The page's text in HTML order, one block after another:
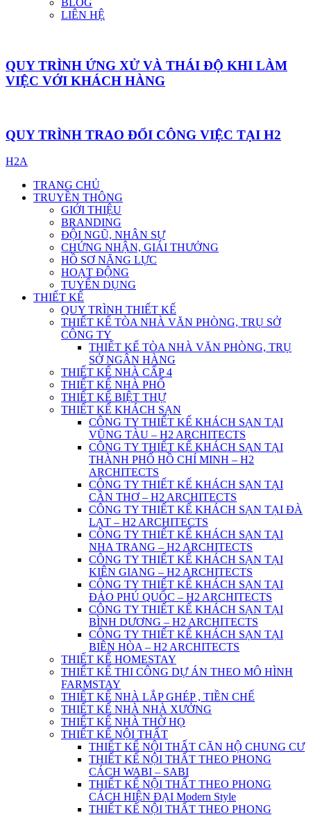
BLOG
LIÊN HỆ
QUY TRÌNH ỨNG XỬ VÀ THÁI ĐỘ KHI LÀM
VIỆC VỚI KHÁCH HÀNG
QUY TRÌNH TRAO ĐỔI CÔNG VIỆC TẠI H2
H2A
TRANG CHỦ
TRUYỀN THÔNG
GIỚI THIỆU
BRANDING
ĐỘI NGŨ, NHÂN SỰ
CHỨNG NHẬN, GIẢI THƯỞNG
HỒ SƠ NĂNG LỰC
HOẠT ĐỘNG
TUYỂN DỤNG
THIẾT KẾ
QUY TRÌNH THIẾT KẾ
THIẾT KẾ TÒA NHÀ VĂN PHÒNG, TRỤ SỞ
CÔNG TY
THIẾT KẾ TÒA NHÀ VĂN PHÒNG, TRỤ
SỞ NGÂN HÀNG
THIẾT KẾ NHÀ CẤP 4
THIẾT KẾ NHÀ PHỐ
THIẾT KẾ BIỆT THỰ
THIẾT KẾ KHÁCH SẠN
CÔNG TY THIẾT KẾ KHÁCH SẠN TẠI
VŨNG TÀU – H2 ARCHITECTS
CÔNG TY THIẾT KẾ KHÁCH SẠN TẠI
THÀNH PHỐ HỒ CHÍ MINH – H2
ARCHITECTS
CÔNG TY THIẾT KẾ KHÁCH SẠN TẠI
CẦN THƠ – H2 ARCHITECTS
CÔNG TY THIẾT KẾ KHÁCH SẠN TẠI ĐÀ
LẠT – H2 ARCHITECTS
CÔNG TY THIẾT KẾ KHÁCH SẠN TẠI
NHA TRANG – H2 ARCHITECTS
CÔNG TY THIẾT KẾ KHÁCH SẠN TẠI
KIÊN GIANG – H2 ARCHITECTS
CÔNG TY THIẾT KẾ KHÁCH SẠN TẠI
ĐẢO PHÚ QUỐC – H2 ARCHITECTS
CÔNG TY THIẾT KẾ KHÁCH SẠN TẠI
BÌNH DƯƠNG – H2 ARCHITECTS
CÔNG TY THIẾT KẾ KHÁCH SẠN TẠI
BIÊN HÒA – H2 ARCHITECTS
THIẾT KẾ HOMESTAY
THIẾT KẾ THI CÔNG DỰ ÁN THEO MÔ HÌNH
FARMSTAY
THIẾT KẾ NHÀ LẮP GHÉP , TIỀN CHẾ
THIẾT KẾ NHÀ NHÀ XƯỞNG
THIẾT KẾ NHÀ THỜ HỌ
THIẾT KẾ NỘI THẤT
THIẾT KẾ NỘI THẤT CĂN HỘ CHUNG CƯ
THIẾT KẾ NỘI THẤT THEO PHONG
CÁCH WABI – SABI
THIẾT KẾ NỘI THẤT THEO PHONG
CÁCH HIỆN ĐẠI Modern Style
THIẾT KẾ NỘI THẤT THEO PHONG